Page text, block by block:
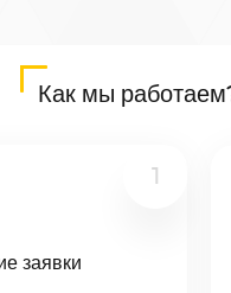
Как мы
1
заявки